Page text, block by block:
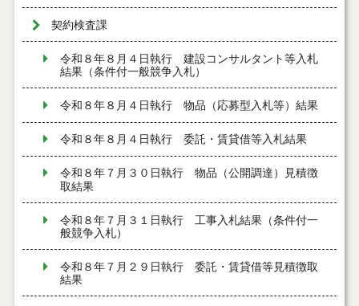
契約検査課
令和８年８月４日執行 建設コンサルタント等入札
結果（条件付一般競争入札）
令和８年８月４日執行 物品（応募型入札等）結果
令和８年８月４日執行 委託・賃貸借等入札結果
令和８年７月３０日執行 物品（公開調達）見積徴
取結果
令和８年７月３１日執行 工事入札結果（条件付一
般競争入札）
令和８年７月２９日執行 委託・賃貸借等見積徴取
結果